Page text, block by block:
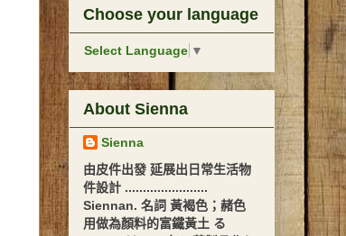
Choose your language
Select Language ▼
About Sienna
Sienna
由皮件出發 延展出日常生活物
件設計 .......................
Siennan. 名詞 黃褐色；赭色
用做為顏料的富鐵黃土 る